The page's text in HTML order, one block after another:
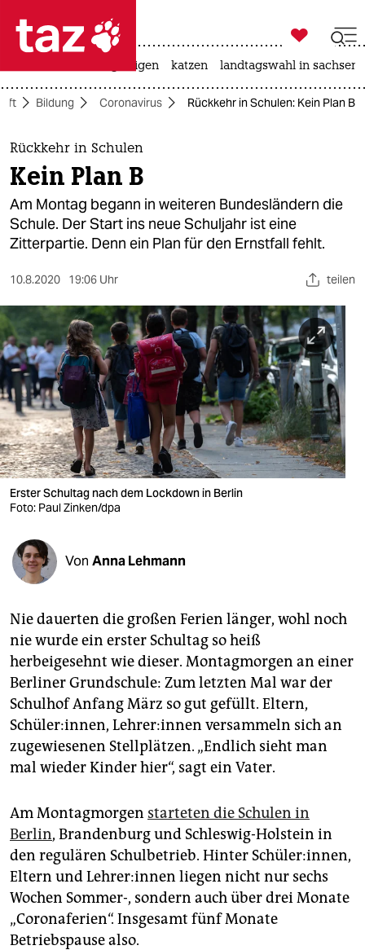
 taz zahl ich
taz zahl ich
themen
politik
öko
gesellschaft
sport
berlin
nord
wahrheit
verlag
verlag
veranstaltungen
shop
unterstützen
abo
genossenschaft
epaper login

taz zahl ich
bergsteigen katzen landtagswahl in
Bildung Coronavirus Rückkehr in Schulen: Kein Plan B
Rückkehr in Schulen
Kein Plan B
Am Montag begann in weiteren Bundesländern die
Schule. Der Start ins neue Schuljahr ist eine
Zitterpartie. Denn ein Plan für den Ernstfall fehlt.
10.8.2020 19:06 Uhr teilen
Erster Schultag nach dem Lockdown in Berlin
Foto: Paul Zinken/dpa
Von Anna Lehmann
Nie dauerten die großen Ferien länger, wohl noch
nie wurde ein erster Schultag so heiß
herbeigesehnt wie dieser. Montagmorgen an einer
Berliner Grundschule: Zum letzten Mal war der
Schulhof Anfang März so gut gefüllt. Eltern,
Schüler:innen, Lehrer:innen versammeln sich an
zugewiesenen Stellplätzen. „Endlich sieht man
mal wieder Kinder hier“, sagt ein Vater.
Am Montagmorgen starteten die Schulen in
Berlin, Brandenburg und Schleswig-Holstein in
den regulären Schulbetrieb. Hinter Schüler:innen,
Eltern und Lehrer:innen liegen nicht nur sechs
Wochen Sommer-, sondern auch über drei Monate
„Coronaferien“. Insgesamt fünf Monate
Betriebspause also.